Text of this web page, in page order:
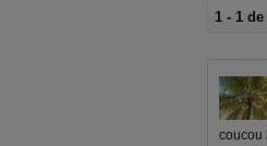
1 - 1 de
coucou